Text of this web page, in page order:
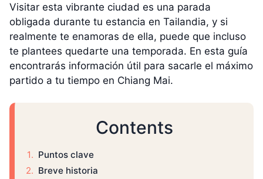
Visitar esta vibrante ciudad es una parada
obligada durante tu estancia en Tailandia, y si
realmente te enamoras de ella, puede que incluso
te plantees quedarte una temporada. En esta guía
encontrarás información útil para sacarle el máximo
partido a tu tiempo en Chiang Mai.
Contents
Puntos clave
Breve historia